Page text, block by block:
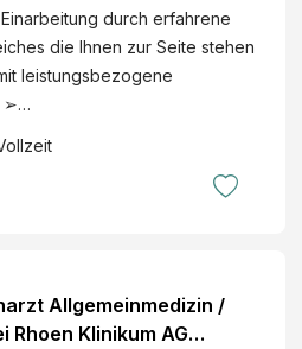
durch erfahrene
die Ihnen zur Seite stehen
leistungsbezogene
➢…
Allgemeinmedizin /
Klinikum AG